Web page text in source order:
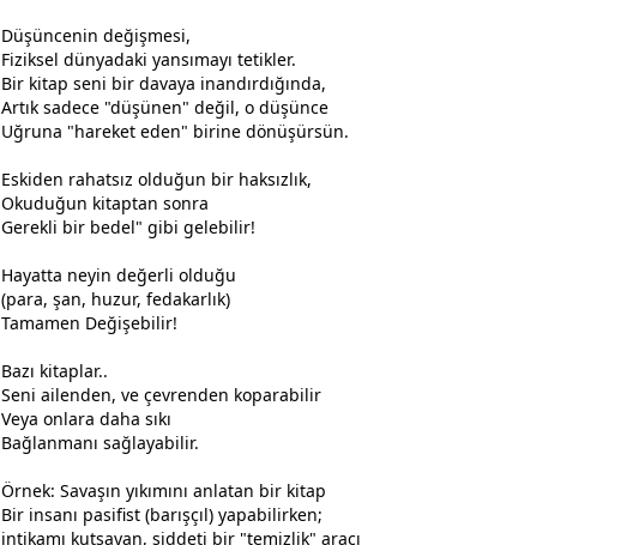
Düşüncenin değişmesi,
Fiziksel dünyadaki yansımayı tetikler.
Bir kitap seni bir davaya inandırdığında,
Artık sadece "düşünen" değil, o düşünce
Uğruna "hareket eden" birine dönüşürsün.
Eskiden rahatsız olduğun bir haksızlık,
Okuduğun kitaptan sonra
Gerekli bir bedel" gibi gelebilir!
Hayatta neyin değerli olduğu
(para, şan, huzur, fedakarlık)
Tamamen Değişebilir!
Bazı kitaplar..
Seni ailenden, ve çevrenden koparabilir
Veya onlara daha sıkı
Bağlanmanı sağlayabilir.
Örnek: Savaşın yıkımını anlatan bir kitap
Bir insanı pasifist (barışçıl) yapabilirken;
intikamı kutsayan, şiddeti bir "temizlik" aracı